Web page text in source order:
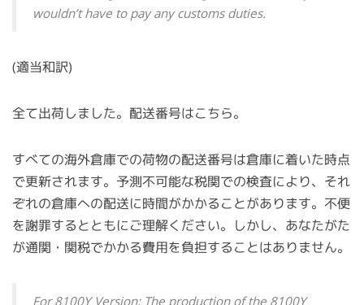
wouldn’t have to pay any customs duties.
(適当和訳)
全て出荷しました。配送番号はこちら。
すべての海外倉庫での荷物の配送番号は倉庫に着いた時点
で更新されます。予測不可能な税関での検査により、それ
ぞれの倉庫への配送に時間がかかることがあります。不便
を謝罪するとともにご理解ください。しかし、あなたがた
が通関・関税でかかる費用を負担することはありません。
For 8100Y Version: The production of the 8100Y